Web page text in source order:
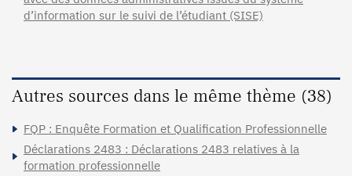
d’information sur le suivi de l’étudiant (SISE)
Autres sources dans le même thème (38)
FQP : Enquête Formation et Qualification Professionnelle
Déclarations 2483 : Déclarations 2483 relatives à la
formation professionnelle